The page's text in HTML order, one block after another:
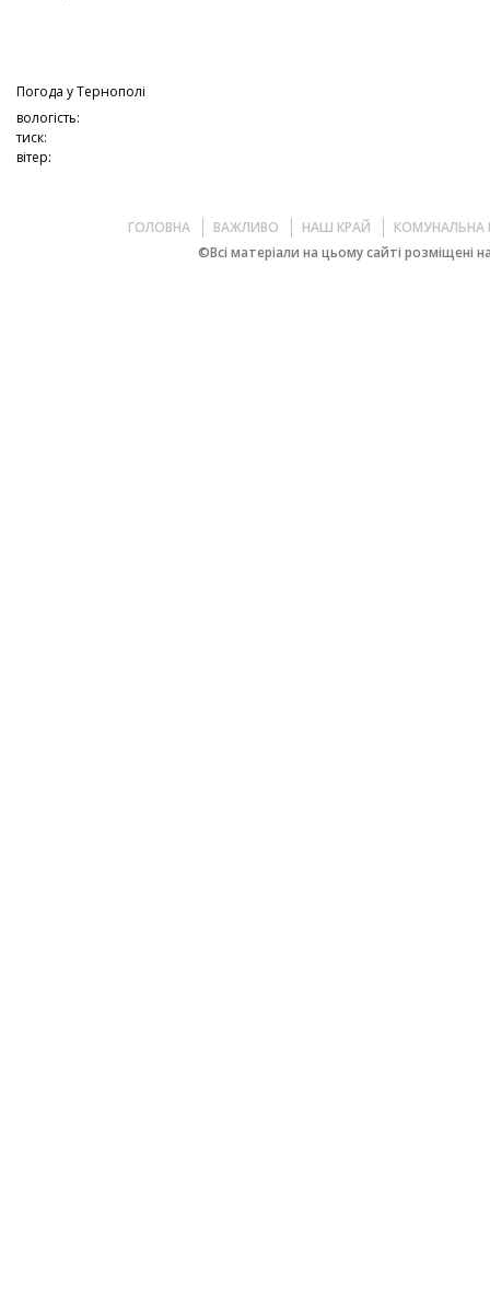
Погода уТернополі
вологість:
тиск:
вітер:
ГОЛОВНА ВАЖЛИВО НАШ КРАЙ
КОМУНАЛЬНА
©Всі матеріали на цьому сайті розміщені